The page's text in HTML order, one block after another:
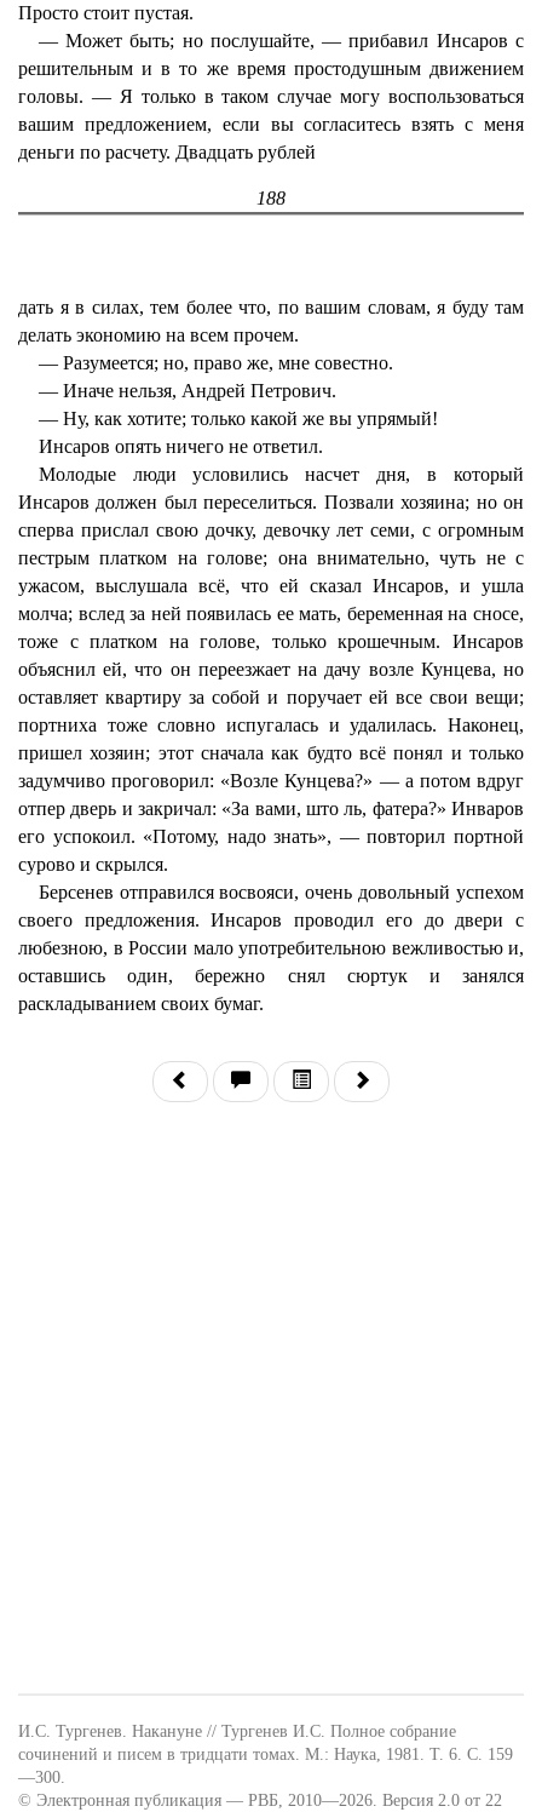
Просто стоит пустая.
— Может быть; но послушайте, — прибавил Инсаров с
решительным и в то же время простодушным движением
головы. — Я только в таком случае могу воспользоваться
вашим предложением, если вы согласитесь взять с меня
деньги по расчету. Двадцать рублей
188
дать я в силах, тем более что, по вашим словам, я буду там
делать экономию на всем прочем.
— Разумеется; но, право же, мне совестно.
— Иначе нельзя, Андрей Петрович.
— Ну, как хотите; только какой же вы упрямый!
Инсаров опять ничего не ответил.
Молодые люди условились насчет дня, в который
Инсаров должен был переселиться. Позвали хозяина; но он
сперва прислал свою дочку, девочку лет семи, с огромным
пестрым платком на голове; она внимательно, чуть не с
ужасом, выслушала всё, что ей сказал Инсаров, и ушла
молча; вслед за ней появилась ее мать, беременная на сносе,
тоже с платком на голове, только крошечным. Инсаров
объяснил ей, что он переезжает на дачу возле Кунцева, но
оставляет квартиру за собой и поручает ей все свои вещи;
портниха тоже словно испугалась и удалилась. Наконец,
пришел хозяин; этот сначала как будто всё понял и только
задумчиво проговорил: «Возле Кунцева?» — а потом вдруг
отпер дверь и закричал: «За вами, што ль, фатера?» Инваров
его успокоил. «Потому, надо знать», — повторил портной
сурово и скрылся.
Берсенев отправился восвояси, очень довольный успехом
своего предложения. Инсаров проводил его до двери с
любезною, в России мало употребительною вежливостью и,
оставшись один, бережно снял сюртук и занялся
раскладыванием своих бумаг.
И.С. Тургенев. Накануне // Тургенев И.С. Полное собрание
сочинений и писем в тридцати томах. М.: Наука, 1981. Т. 6. С. 159
—300.
© Электронная публикация — РВБ, 2010—2026. Версия 2.0 от 22